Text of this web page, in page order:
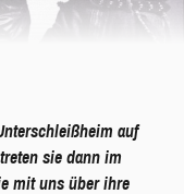
auf
sie dann im
mit uns über ihre